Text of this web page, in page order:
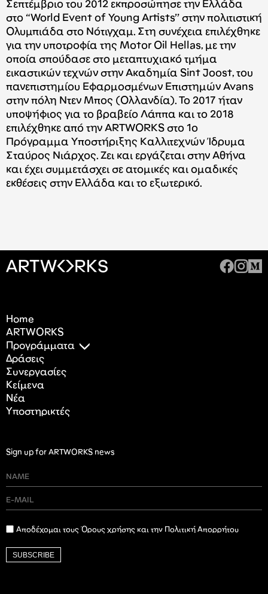
Σεπτέμβριο του 2012 εκπροσώπησε την Ελλάδα
στο “World Event of Young Artists’’ στην πολιτιστική
Ολυμπιάδα στο Νότιγχαμ. Στη συνέχεια επιλέχθηκε
για την υποτροφία της Μotor Οil Hellas, με την
οποία σπούδασε στο μεταπτυχιακό τμήμα
εικαστικών τεχνών στην Ακαδημία Sint Joost, του
πανεπιστημίου Εφαρμοσμένων Επιστημών Avans
στην πόλη Ντεν Μπος (Ολλανδία). To 2017 ήταν
υποψήφιος για το βραβείο Λάππα και το 2018
επιλέχθηκε από την ARTWORKS στο 1ο
Πρόγραμμα Υποστήριξης Καλλιτεχνών Ίδρυμα
Σταύρος Νιάρχος. Ζει και εργάζεται στην Αθήνα
και έχει συμμετάσχει σε ατομικές και ομαδικές
εκθέσεις στην Ελλάδα και το εξωτερικό.
Home
ARTWORKS
Προγράμματα
Δράσεις
Συνεργασίες
Κείμενα
Nέα
Υποστηρικτές
Sign up for ARTWORKS news
Αποδέχομαι τους Όρους χρήσης και την Πολιτική Απορρήτου
SUBSCRIBE